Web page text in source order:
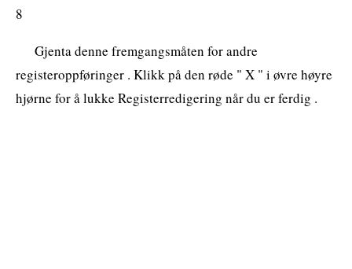
8
Gjenta denne fremgangsmåten for andre
registeroppføringer . Klikk på den røde " X " i øvre høyre
hjørne for å lukke Registerredigering når du er ferdig .